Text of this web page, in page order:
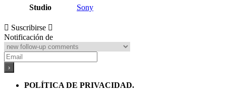
Studio Sony
Suscribirse
Notificación de
POLÍTICA DE PRIVACIDAD.